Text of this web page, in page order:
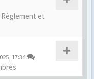
Règlement et
17:34